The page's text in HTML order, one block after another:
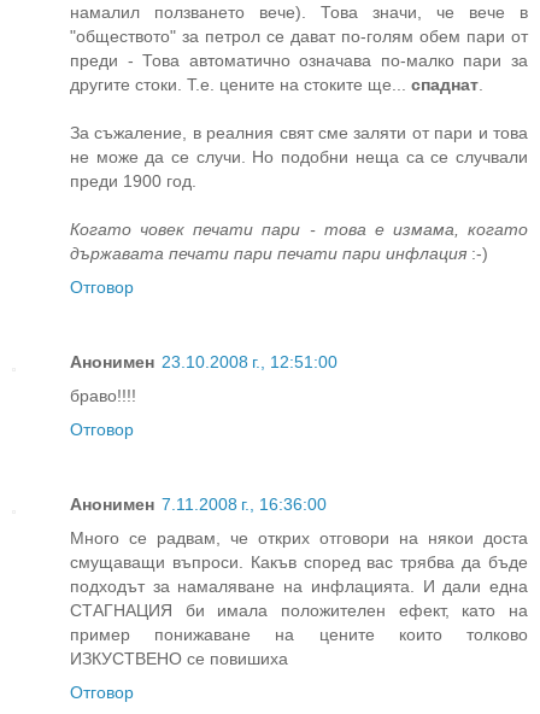
намалил ползването вече). Това значи, че вече в
"обществото" за петрол се дават по-голям обем пари от
преди - Това автоматично означава по-малко пари за
другите стоки. Т.е. цените на стоките ще... спаднат
За съжаление, в реалния свят сме заляти от пари и това
не може да се случи. Но подобни неща са се случвали
преди 1900 год.
Когато човек печати пари - това е измама, когато
държавата печати пари печати пари инфлация :-)
Отговор
Анонимен 23.10.2008 г., 12:51:00
браво!!!!
Отговор
Анонимен 7.11.2008 г., 16:36:00
Много се радвам, че открих отговори на някои доста
смущаващи въпроси. Какъв според вас трябва да бъде
подходът за намаляване на инфлацията. И дали една
СТАГНАЦИЯ би имала положителен ефект, като на
пример понижаване на цените които толково
ИЗКУСТВЕНО се повишиха
Отговор